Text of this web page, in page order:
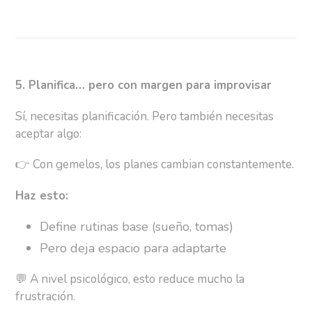
5. Planifica… pero con margen para improvisar
Sí, necesitas planificación. Pero también necesitas
aceptar algo:
👉 Con gemelos, los planes cambian constantemente.
Haz esto:
Define rutinas base (sueño, tomas)
Pero deja espacio para adaptarte
💬 A nivel psicológico, esto reduce mucho la
frustración.